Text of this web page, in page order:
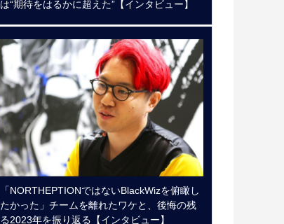
は“期待をはるかに超えた”【インタビュー】
「NORTHEPTIONではないBlackWizを俯瞰し
たかった」チームを離れたワケと、後悔の残
る2023年を振り返る【インタビュー】